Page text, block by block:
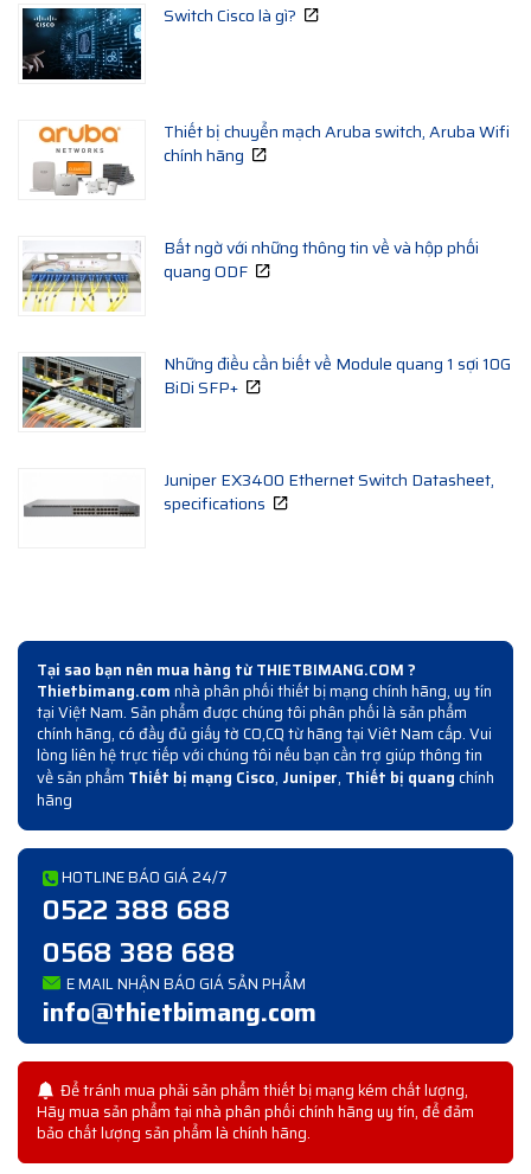
Switch Cisco là gì?
Thiết bị chuyển mạch Aruba switch, Aruba Wifi
chính hãng
Bất ngờ với những thông tin về và hộp phối
quang ODF
Những điều cần biết về Module quang 1 sợi 10G
BiDi SFP+
Juniper EX3400 Ethernet Switch Datasheet,
specifications
Tại sao bạn nên mua hàng từ THIETBIMANG.COM ?
Thietbimang.comnhà phân phối thiết bị mạng chính hãng, uy tín
tại Việt Nam. Sản phẩm được chúng tôi phân phối là sản phẩm
chính hãng, có đầy đủ giấy tờ CO,CQ từ hãng tại Viêt Nam cấp. Vui
lòng liên hệ trực tiếp với chúng tôi nếu bạn cần trợ giúp thông tin
về sản phẩm Thiết bị mạng Cisco, Juniper, Thiết bị quangchính
hãng
HOTLINE BÁO GIÁ 24/7
0522 388 688
0568 388 688
E MAIL NHẬN BÁO GIÁ SẢN PHẨM
info@thietbimang.com
Để tránh mua phải sản phẩm thiết bị mạng kém chất lượng,
Hãy mua sản phẩm tại nhà phân phối chính hãng uy tín, để đảm
bảo chất lượng sản phẩm là chính hãng.